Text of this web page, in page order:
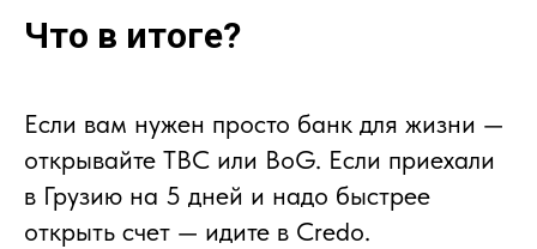
Что в итоге?
Если вам нужен просто банк для жизни —
открывайте TBC или BoG. Если приехали
в Грузию на 5 дней и надо быстрее
открыть счет — идите в Credo.